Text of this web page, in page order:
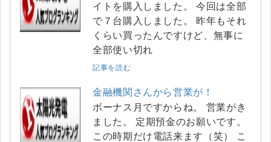
イトを購入しました。 今回は全部
で７台購入しました。 昨年もそれ
くらい買ったんですけど、無事に
全部使い切れ
記事を読む
金融機関さんから営業が！
ボーナス月ですからね。 営業がき
ました。 定期預金のお願いです。
この時期だけ電話来ます（笑） こ